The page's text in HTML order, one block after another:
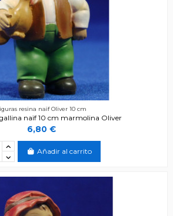
resina naïf Oliver 10 cm
naïf 10 cm marmolina Oliver
6,80 €
Añadir al carrito